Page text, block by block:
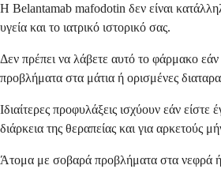
Η Belantamab mafodotin δεν είναι
υγεία και το ιατρικό ιστορικό σας.
Δεν πρέπει να λάβετε αυτό το φάρμακο
προβλήματα στα μάτια ή ορισμένες
Ιδιαίτερες προφυλάξεις ισχύουν εάν
διάρκεια της θεραπείας και για αρκετούς
Άτομα με σοβαρά προβλήματα στα νεφρά ή